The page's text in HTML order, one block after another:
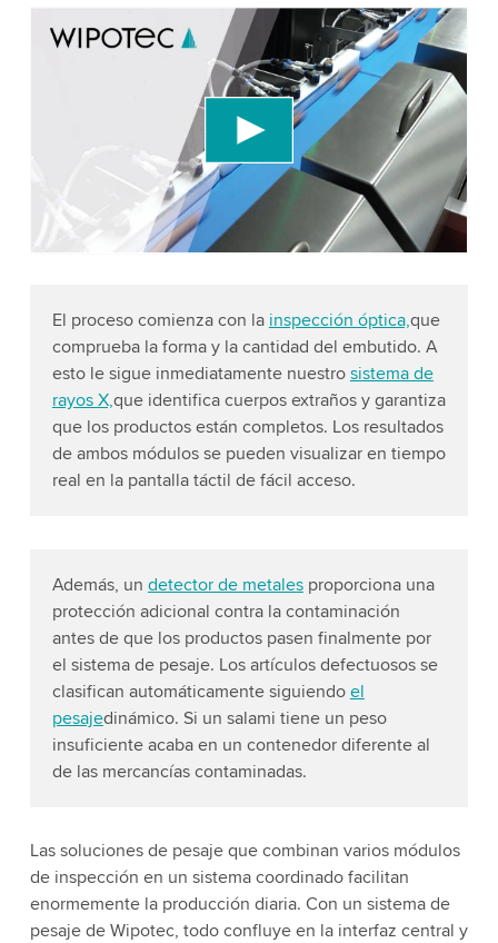
We need your consent to load the YouTube
We use a third party service to embed video
content that may collect data about your activity.
Please review the details and accept the service
to watch this video.
More information
El proceso comienza con la inspección óptica,que
comprueba la forma y la cantidad del embutido. A
esto le sigue inmediatamente nuestro sistema de
rayos X,que identifica cuerpos extraños y garantiza
que los productos están completos. Los resultados
de ambos módulos se pueden visualizar en tiempo
real en la pantalla táctil de fácil acceso.
Además, un detector de metalesproporciona una
protección adicional contra la contaminación
antes de que los productos pasen finalmente por
el sistema de pesaje. Los artículos defectuosos se
clasifican automáticamente siguiendo el
pesajedinámico. Si un salami tiene un peso
insuficiente acaba en un contenedor diferente al
de las mercancías contaminadas.
Las soluciones de pesaje que combinan varios módulos
de inspección en un sistema coordinado facilitan
enormemente la producción diaria. Con un sistema de
pesaje de Wipotec, todo confluye en la interfaz central y